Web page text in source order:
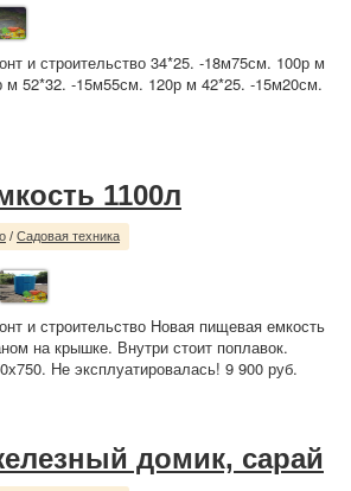
и строительство 34*25. -18м75см. 100р м
м 52*32. -15м55см. 120р м 42*25. -15м20см.
1100л
/ Садовая техника
и строительство Новая пищевая емкость
на крышке. Внутри стоит поплавок.
Не эксплуатировалась! 9 900 руб.
домик, сарай